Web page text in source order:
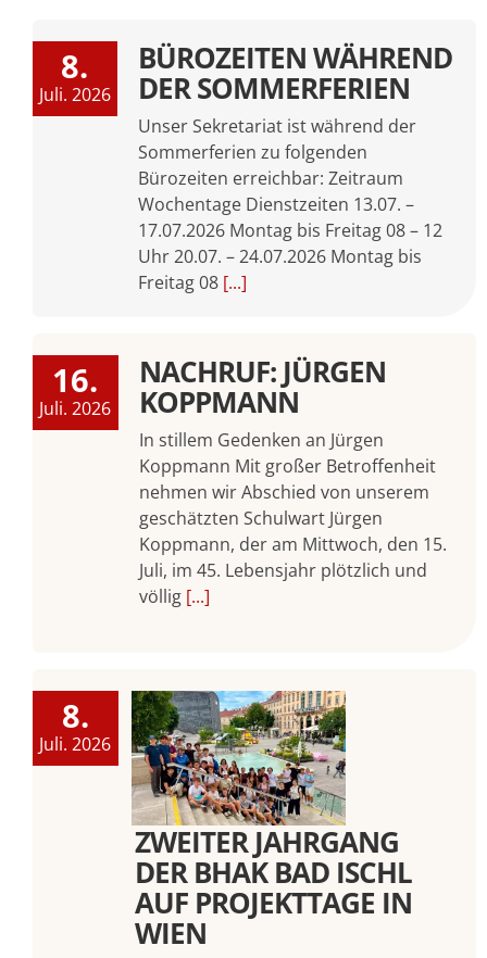
8.
Juli. 2026
BÜROZEITEN WÄHREND
DER SOMMERFERIEN
Unser Sekretariat ist während der
Sommerferien zu folgenden
Bürozeiten erreichbar: Zeitraum
Wochentage Dienstzeiten 13.07. –
17.07.2026 Montag bis Freitag 08 – 12
Uhr 20.07. – 24.07.2026 Montag bis
Freitag 08[...]
16.
Juli. 2026
NACHRUF: JÜRGEN
KOPPMANN
In stillem Gedenken an Jürgen
Koppmann Mit großer Betroffenheit
nehmen wir Abschied von unserem
geschätzten Schulwart Jürgen
Koppmann, der am Mittwoch, den 15.
Juli, im 45. Lebensjahr plötzlich und
völlig [...]
8.
Juli. 2026
ZWEITER JAHRGANG
DER BHAK BAD ISCHL
AUF PROJEKTTAGE IN
WIEN